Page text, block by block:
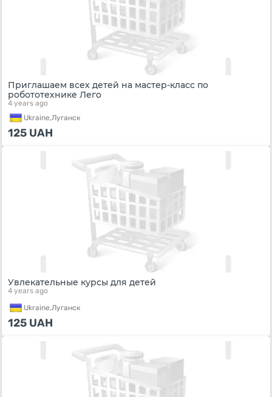
Приглашаем всех детей на мастер-класс по
робототехнике Лего
4 years ago
Ukraine,Луганск
125 UAH
Увлекательные курсы для детей
4 years ago
Ukraine,Луганск
125 UAH